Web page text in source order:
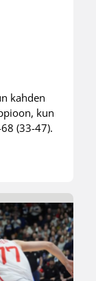
kahden
kun
(33-47).